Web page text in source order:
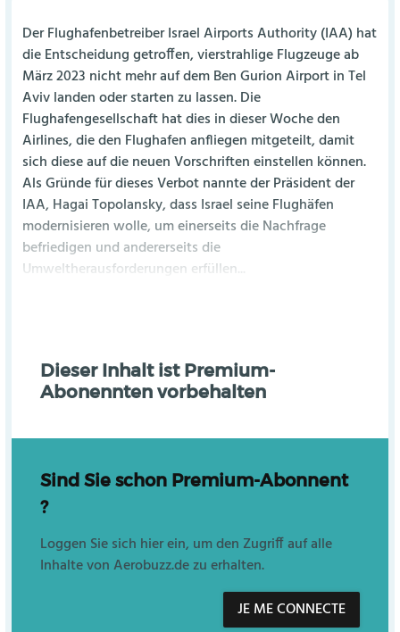
Der Flughafenbetreiber Israel Airports Authority (IAA) hat
die Entscheidung getroffen, vierstrahlige Flugzeuge ab
März 2023 nicht mehr auf dem Ben Gurion Airport in Tel
Aviv landen oder starten zu lassen. Die
Flughafengesellschaft hat dies in dieser Woche den
Airlines, die den Flughafen anfliegen mitgeteilt, damit
sich diese auf die neuen Vorschriften einstellen können.
Als Gründe für dieses Verbot nannte der Präsident der
IAA, Hagai Topolansky, dass Israel seine Flughäfen
modernisieren wolle, um einerseits die Nachfrage
befriedigen und andererseits die
Umweltherausforderungen erfüllen...
Dieser Inhalt ist Premium-
Abonennten vorbehalten
Sind Sie schon Premium-Abonnent
?
Loggen Sie sich hier ein, um den Zugriff auf alle
Inhalte von Aerobuzz.de zu erhalten.
JE ME CONNECTE